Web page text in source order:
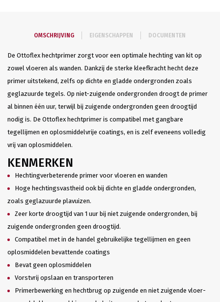
OMSCHRIJVING EIGENSCHAPPEN DOCUMENTEN
De Ottoflex hechtprimer zorgt voor een optimale hechting van kit op
zowel vloeren als wanden. Dankzij de sterke kleefkracht hecht deze
primer uitstekend, zelfs op dichte en gladde ondergronden zoals
geglazuurde tegels. Op niet-zuigende ondergronden droogt de primer
al binnen één uur, terwijl bij zuigende ondergronden geen droogtijd
nodig is. De Ottoflex hechtprimer is compatibel met gangbare
tegellijmen en oplosmiddelvrije coatings, en is zelf eveneens volledig
vrij van oplosmiddelen.
KENMERKEN
Hechtingverbeterende primer voor vloeren en wanden
Hoge hechtingsvastheid ook bij dichte en gladde ondergronden,
zoals geglazuurde plavuizen.
Zeer korte droogtijd van 1 uur bij niet zuigende ondergronden, bij
zuigende ondergronden geen droogtijd.
Compatibel met in de handel gebruikelijke tegellijmen en geen
oplosmiddelen bevattende coatings
Bevat geen oplosmiddelen
Vorstvrij opslaan en transporteren
Primerbewerking en hechtbrug op zuigende en niet zuigende vloer-